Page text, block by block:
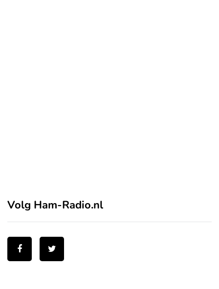
Volg Ham-Radio.nl